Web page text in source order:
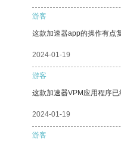
游客
这款加速器app的操作有点
2024-01-19
游客
这款加速器VPM应用程序已
2024-01-19
游客